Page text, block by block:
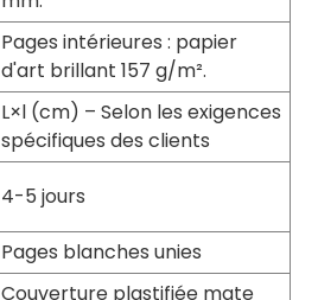
Pages intérieures : papier
d'art brillant 157 g/m².
L×l (cm) – Selon les exigences
spécifiques des clients
4-5 jours
Pages blanches unies
Couverture plastifiée mate